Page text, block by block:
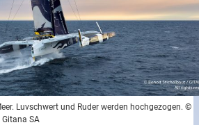
Luvschwert und Ruder werden hochgezogen. ©
SA